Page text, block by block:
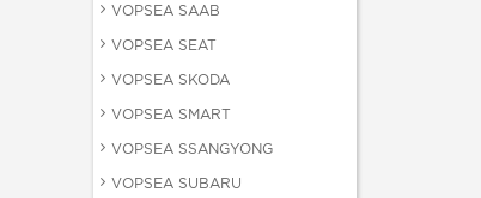
VOPSEA SAAB
VOPSEA SEAT
VOPSEA SKODA
VOPSEA SMART
VOPSEA SSANGYONG
VOPSEA SUBARU